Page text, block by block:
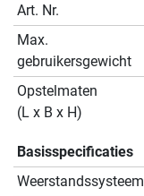
Art. Nr.
Max.
gebruikersgewicht
Opstelmaten
(L x B x H)
Basisspecificaties
Weerstandssysteem